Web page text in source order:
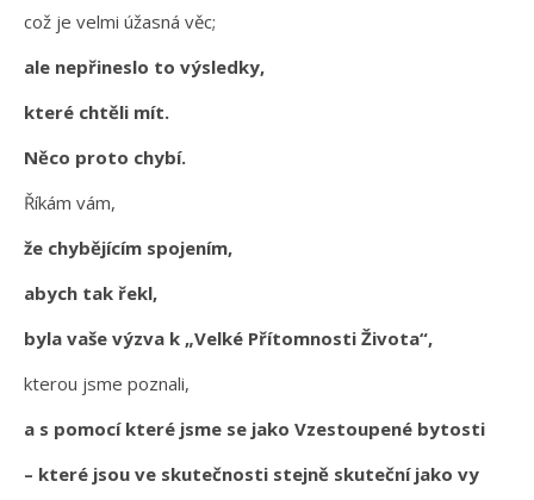
což je velmi úžasná věc;
ale nepřineslo to výsledky,
které chtěli mít.
Něco proto chybí.
Říkám vám,
že chybějícím spojením,
abych tak řekl,
byla vaše výzva k „Velké Přítomnosti Života“,
kterou jsme poznali,
a s pomocí které jsme se jako Vzestoupené bytosti
– které jsou ve skutečnosti stejně skuteční jako vy